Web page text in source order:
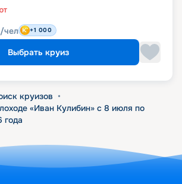
/чел +1 000
Выбрать круиз
круизов •
«Иван Кулибин» с 8 июля по
года